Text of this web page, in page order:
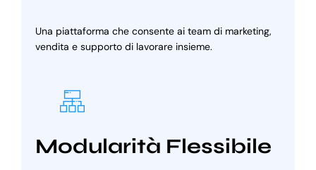
Una piattaforma che consente ai team di marketing,
vendita e supporto di lavorare insieme.
Modularità Flessibile